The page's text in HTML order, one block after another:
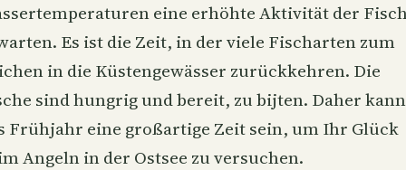
eine erhöhte Aktivität der
Es ist die Zeit, in der viele Fischarten zum
in die Küstengewässer zurückkehren. Die
sind hungrig und bereit, zu bijten. Daher kann
Frühjahr eine großartige Zeit sein, um Ihr Glück
Angeln in der Ostsee zu versuchen.